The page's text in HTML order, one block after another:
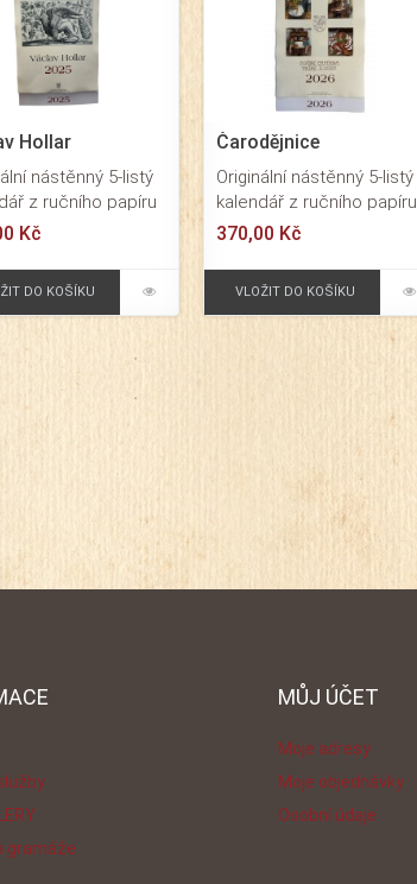
Hollar
nástěnný 5-listý
z ručního papíru
A3, na kterém
Hollara.
Kč
DO KOŠÍKU
Čarodějnice
Originální nástěnný 5-listý
kalendář z ručního papíru
o formátu A3, na kterém
zobrazen proces výroby
ručního papíru.
370,00 Kč
VLOŽIT DO KOŠÍKU
gramáže
MŮJ ÚČET
Moje adresy
Moje objednávky
Osobní údaje